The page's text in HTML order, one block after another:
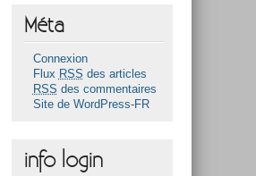
Méta
Connexion
Flux RSS des articles
RSS des commentaires
Site de WordPress-FR
info login